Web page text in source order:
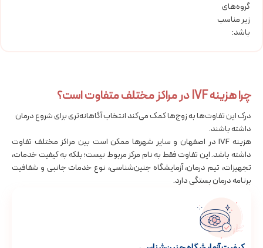
گروه‌های
زیر مناسب
باشد:
چرا هزینه IVF در مراکز مختلف متفاوت است؟
درک این تفاوت‌ها به زوج‌ها کمک می‌کند انتخاب آگاهانه‌تری برای شروع درمان
داشته باشند.
هزینه IVF در اصفهان و سایر شهرها ممکن است بین مراکز مختلف تفاوت
داشته باشد. این تفاوت فقط به نام مرکز مربوط نیست؛ بلکه به کیفیت خدمات،
تجهیزات، تیم درمان، آزمایشگاه جنین‌شناسی، نوع خدمات جانبی و شفافیت
برنامه درمان بستگی دارد.